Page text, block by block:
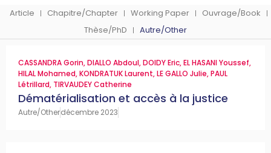
Article Chapitre/Chapter Working Paper
Ouvrage/Book
Thèse/PhD
Autre/Other
CASSANDRA Gorin,DIALLO Abdoul,DOIDY Eric,EL HASANI Youssef,
HILAL Mohamed,KONDRATUK Laurent,LE GALLO Julie,PAUL
Létrillard, TIRVAUDEY Catherine
Dématérialisation et accès à la justice
Autre/Otherdécembre 2023